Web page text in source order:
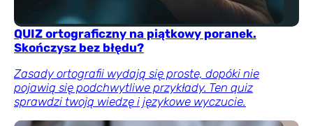
QUIZ ortograficzny na piątkowy poranek.
Skończysz bez błędu?
Zasady ortografii wydają się proste, dopóki nie
pojawią się podchwytliwe przykłady. Ten quiz
sprawdzi twoją wiedzę i językowe wyczucie.